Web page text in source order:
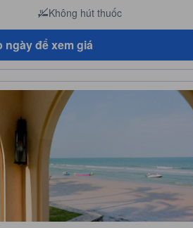
Không hút thuốc
ngày để xem giá